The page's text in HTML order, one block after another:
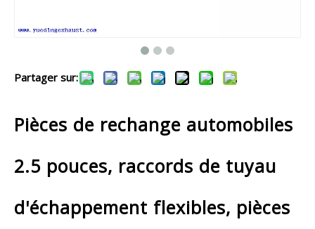
Partager sur:
Pièces de rechange automobiles
2.5 pouces, raccords de tuyau
d'échappement flexibles, pièces